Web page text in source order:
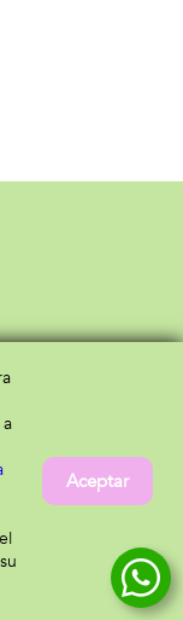
al cliente
y devolución
Aceptar